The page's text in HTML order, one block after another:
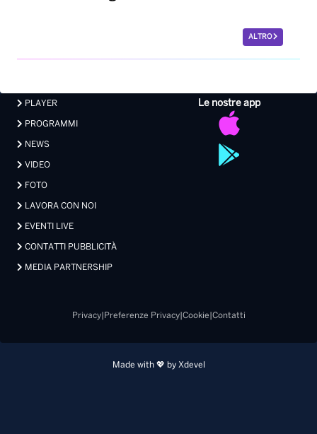
ALTRO
Le nostre app
PLAYER
PROGRAMMI
NEWS
VIDEO
FOTO
LAVORA CON NOI
EVENTI LIVE
CONTATTI PUBBLICITÀ
MEDIA PARTNERSHIP
Privacy| Preferenze Privacy| Cookie Contatti
Made with 💖 by Xdevel